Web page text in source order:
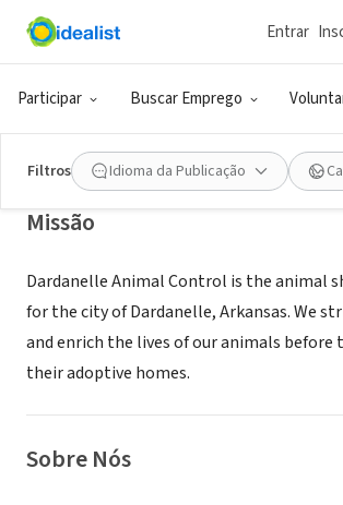
Participar Buscar Emprego
Entrar
Filtros Idioma da Publicação
GOVERNO (SETOR PÚBLICO)
Dardanelle Animal
Missão
Dardanelle Animal Control is the animal
for the city of Dardanelle, Arkansas. We
and enrich the lives of our animals before
their adoptive homes.
Sobre Nós